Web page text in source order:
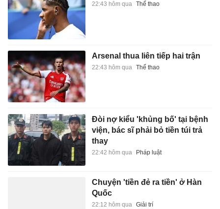
22:43 hôm qua Thể thao
Arsenal thua liên tiếp hai trận
22:43 hôm qua Thể thao
Đòi nợ kiểu 'khủng bố' tại bệnh
viện, bác sĩ phải bỏ tiền túi trả
thay
22:42 hôm qua Pháp luật
Chuyện 'tiền đẻ ra tiền' ở Hàn
Quốc
22:12 hôm qua Giải trí